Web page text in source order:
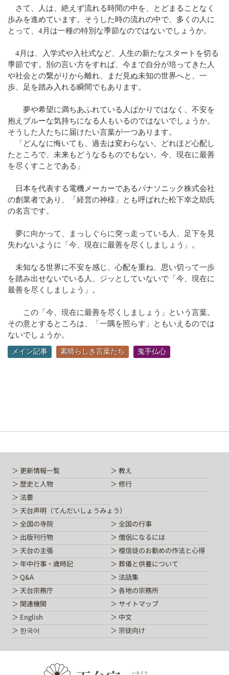
さて、人は、絶えず流れる時間の中を、とどまることなく
歩みを進めています。そうした時の流れの中で、多くの人に
とって、4月は一種の特別な季節なのではないでしょうか。
4月は、入学式や入社式など、人生の新たなスタートを切る
季節です。別の言い方をすれば、今まで自分が培ってきた人
や社会との繋がりから離れ、まだ見ぬ未知の世界へと、一
歩、足を踏み入れる瞬間でもあります。
夢や希望に満ちあふれている人ばかりではなく、不安を
抱えブルーな気持ちになる人もいるのではないでしょうか。
そうした人たちに届けたい言葉が一つあります。
「どんなに悔いても、過去は変わらない。どれほど心配し
たところで、未来もどうなるものでもない。今、現在に最善
を尽くすことである」
日本を代表する電機メーカーであるパナソニック株式会社
の創業者であり、「経営の神様」とも呼ばれた松下幸之助氏
の名言です。
夢に向かって、まっしぐらに突っ走っている人、足下を見
失わないように「今、現在に最善を尽くしましょう」。
未知なる世界に不安を感じ、心配を重ね、思い切って一歩
を踏み出せないでいる人、ジッとしていないで「今、現在に
最善を尽くしましょう」。
この「今、現在に最善を尽くしましょう」という言葉。
その意とするところは、「一隅を照らす」ともいえるのでは
ないでしょうか。
メイン記事 素晴らしき言葉たち 鬼手仏心
更新情報一覧
教え
歴史と人物
修行
法要
天台声明（てんだいしょうみょう）
全国の寺院
全国の行事
出版刊行物
僧侶になるには
天台の主張
檀信徒のお勤めの作法と心得
年中行事・歳時記
葬儀と供養について
Q&A
法話集
天台宗務庁
各地の宗務所
関連機関
サイトマップ
English
中文
한국어
宗徒向け